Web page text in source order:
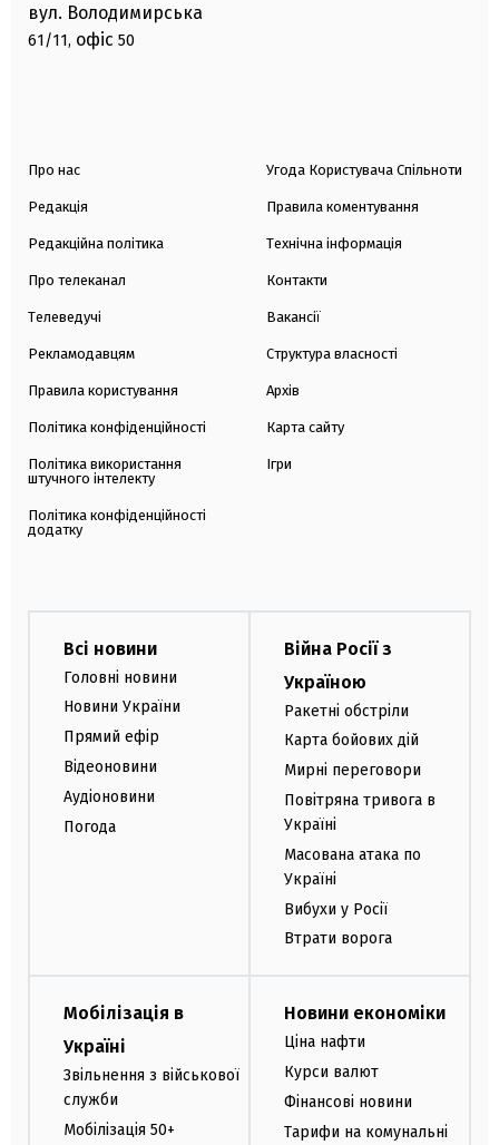
вул. Володимирська
61/11, офіс 50
Про нас
Редакція
Редакційна політика
Про телеканал
Телеведучі
Рекламодавцям
Правила користування
Політика конфіденційності
Політика використання
штучного інтелекту
Політика конфіденційності
додатку
Угода Користувача Спільноти
Правила коментування
Технічна інформація
Контакти
Вакансії
Структура власності
Архів
Карта сайту
Ігри
Всі новини
Головні новини
Новини України
Прямий ефір
Відеоновини
Аудіоновини
Погода
Війна Росії з
Україною
Ракетні обстріли
Карта бойових дій
Мирні переговори
Повітряна тривога в
Україні
Масована атака по
Україні
Вибухи у Росії
Втрати ворога
Мобілізація в
Україні
Звільнення з військової
служби
Мобілізація 50+
Новини економіки
Ціна нафти
Курси валют
Фінансові новини
Тарифи на комунальні